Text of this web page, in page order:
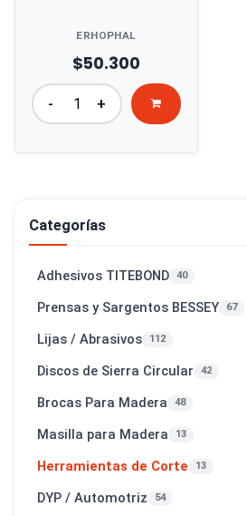
ERHOPHAL
$50.300
- +
Categorías
Adhesivos TITEBOND 40
Prensas y Sargentos BESSEY 67
Lijas / Abrasivos 112
Discos de Sierra Circular 42
Brocas Para Madera 48
Masilla para Madera 13
Herramientas de Corte 13
DYP / Automotriz 54